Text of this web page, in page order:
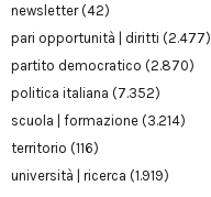
newsletter(42)
pari opportunità | diritti (2.477)
partito democratico (2.870)
politica italiana (7.352)
scuola | formazione (3.214)
territorio (116)
università | ricerca (1.919)